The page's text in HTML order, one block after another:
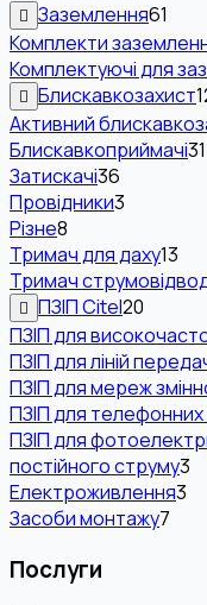
Заземлення61
Комплекти
Комплектуючі для
Блискавкозахист
Активний
Блискавкоприймачі31
Затискачі36
Провідники3
Різне8
Тримач для даху13
Тримач
ПЗІП Citel20
ПЗІП для
ПЗІП для ліній
ПЗІП для мереж
ПЗІП для телефонних
ПЗІП для
постійного струму3
Електроживлення3
Засоби монтажу7
Послуги